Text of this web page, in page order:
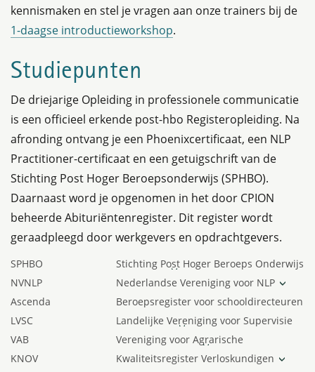
kennismaken en stel je vragen aan onze trainers bij de
1-daagse introductieworkshop.
Studiepunten
De driejarige Opleiding in professionele communicatie
is een officieel erkende post-hbo Registeropleiding. Na
afronding ontvang je een Phoenixcertificaat, een NLP
Practitioner-certificaat en een getuigschrift van de
Stichting Post Hoger Beroepsonderwijs (SPHBO).
Daarnaast word je opgenomen in het door CPION
beheerde Abituriëntenregister. Dit register wordt
geraadpleegd door werkgevers en opdrachtgevers.
SPHBO
Stichting Post Hoger Beroeps Onderwijs
Nederland
NVNLP
Nederlandse Vereniging voor NLP
Ascenda
Beroepsregister voor schooldirecteuren
100 punten
Thema's:
- Aandacht voor de professionele
LVSC
Landelijke Vereniging voor Supervisie
en Coaching
VAB
Vereniging voor Agrarische
Bedrijfsadviseurs
KNOV
Kwaliteitsregister Verloskundigen